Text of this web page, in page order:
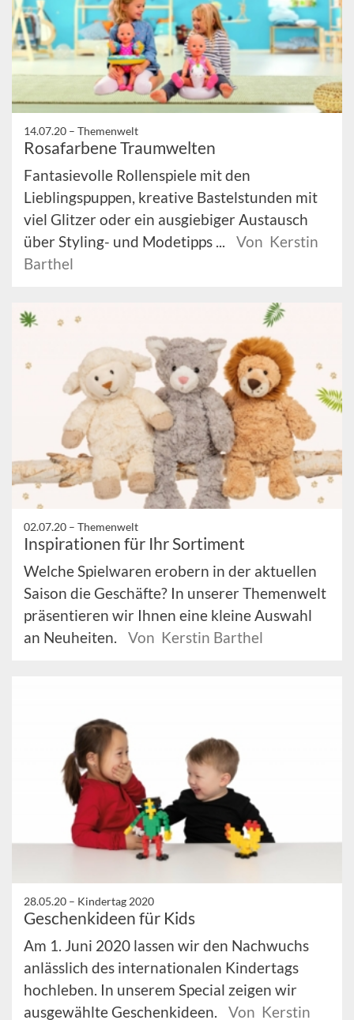
14.07.20 – Themenwelt
Rosafarbene Traumwelten
Fantasievolle Rollenspiele mit den
Lieblingspuppen, kreative Bastelstunden mit
viel Glitzer oder ein ausgiebiger Austausch
über Styling- und Modetipps ...
Von Kerstin
Barthel
02.07.20 – Themenwelt
Inspirationen für Ihr Sortiment
Welche Spielwaren erobern in der aktuellen
Saison die Geschäfte? In unserer Themenwelt
präsentieren wir Ihnen eine kleine Auswahl
an Neuheiten.
Von Kerstin Barthel
28.05.20 – Kindertag 2020
Geschenkideen für Kids
Am 1. Juni 2020 lassen wir den Nachwuchs
anlässlich des internationalen Kindertags
hochleben. In unserem Special zeigen wir
ausgewählte Geschenkideen.
Von Kerstin